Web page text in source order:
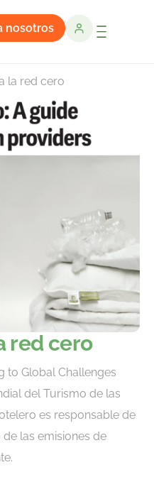
nosotros
la red cero
red cero
to Global Challenges
del Turismo de las
es responsable de
las emisiones de